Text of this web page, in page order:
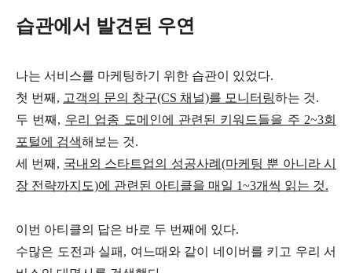
습관에서 발견된 우연
나는 서비스를 마케팅하기 위한 습관이 있었다.
첫 번째, 고객의 문의 창구(CS 채널)를 모니터링하는 것.
두 번째, 우리 업종 도메인에 관련된 키워드들을 주 2~3회
포털에 검색해보는 것.
세 번째, 국내외 스타트업의 성공사례(마케팅 뿐 아니라 시
장 전략까지도)에 관련된 아티클을 매일 1~3개씩 읽는 것.
이번 아티클의 답은 바로 두 번째에 있다.
수많은 도전과 실패, 여느때와 같이 네이버를 키고 우리 서